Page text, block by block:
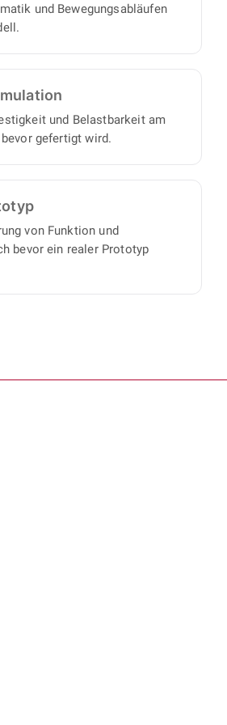
und Bewegungsabläufen
und Belastbarkeit am
gefertigt wird.
von Funktion und
bevor ein realer Prototyp